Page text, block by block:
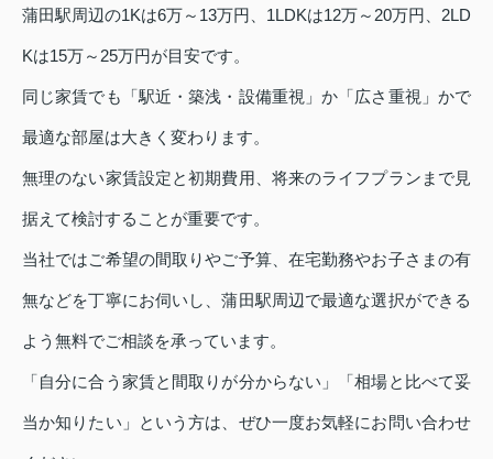
蒲田駅周辺の1Kは6万～13万円、1LDKは12万～20万円、2LD
Kは15万～25万円が目安です。
同じ家賃でも「駅近・築浅・設備重視」か「広さ重視」かで
最適な部屋は大きく変わります。
無理のない家賃設定と初期費用、将来のライフプランまで見
据えて検討することが重要です。
当社ではご希望の間取りやご予算、在宅勤務やお子さまの有
無などを丁寧にお伺いし、蒲田駅周辺で最適な選択ができる
よう無料でご相談を承っています。
「自分に合う家賃と間取りが分からない」「相場と比べて妥
当か知りたい」という方は、ぜひ一度お気軽にお問い合わせ